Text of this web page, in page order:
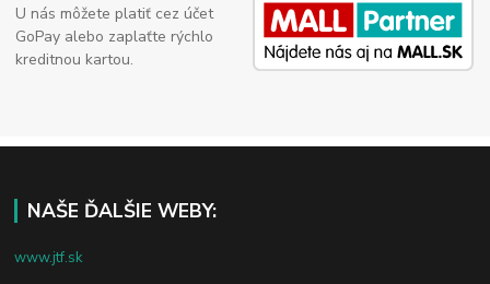
U nás môžete platiť cez účet
GoPay alebo zaplaťte rýchlo
kreditnou kartou.
NAŠE ĎALŠIE WEBY:
www.jtf.sk